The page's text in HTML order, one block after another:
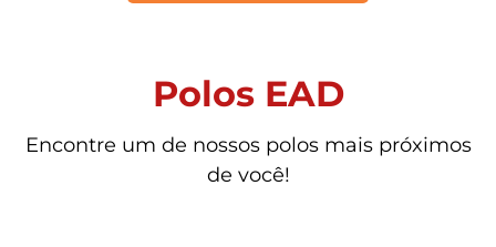
Polos EAD
Encontre um de nossos polos mais próximos
de você!